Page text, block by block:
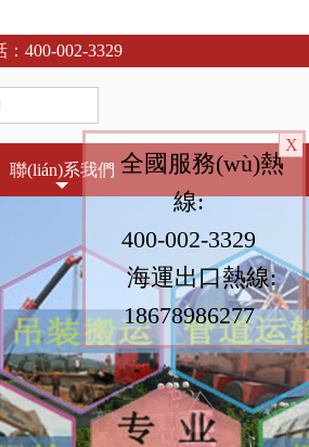
400-002-3329
聯(lián)系我們
X
全國服務(wù)熱
線:
400-002-3329
海運出口熱線:
18678986277